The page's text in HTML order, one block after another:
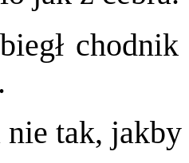
nie tak,